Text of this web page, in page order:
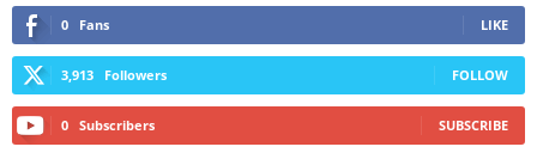
0 Fans LIKE
3,913 Followers FOLLOW
0 Subscribers SUBSCRIBE